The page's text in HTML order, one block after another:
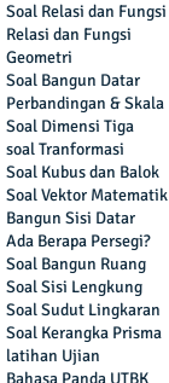
Soal Relasi dan Fungsi
Relasi dan Fungsi
Geometri
Soal Bangun Datar
Perbandingan & Skala
Soal Dimensi Tiga
soal Tranformasi
Soal Kubus dan Balok
Soal Vektor Matematik
Bangun Sisi Datar
Ada Berapa Persegi?
Soal Bangun Ruang
Soal Sisi Lengkung
Soal Sudut Lingkaran
Soal Kerangka Prisma
latihan Ujian
Bahasa Panda UTBK